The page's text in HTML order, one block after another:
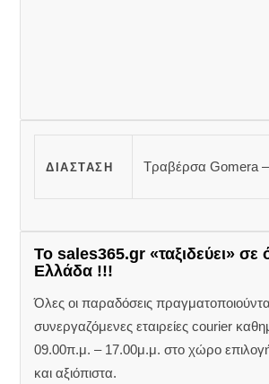
ΔΙΆΣΤΑΣΗ Τραβέρσα Gomera
Το sales365.gr «ταξιδεύει» σε
Ελλάδα !!!
Όλες οι παραδόσεις
συνεργαζόμενες εταιρείες courier
09.00π.μ. – 17.00μ.μ. στο χώρο
και αξιόπιστα.